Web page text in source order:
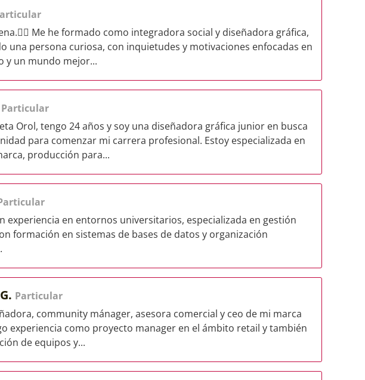
Me he formado como integradora social y diseñadora gráfica,
una persona curiosa, con inquietudes y motivaciones enfocadas en
y un mundo mejor...
Particular
Orol, tengo 24 años y soy una diseñadora gráfica junior en busca
para comenzar mi carrera profesional. Estoy especializada en
producción para...
experiencia en entornos universitarios, especializada en gestión
formación en sistemas de bases de datos y organización
Particular
community mánager, asesora comercial y ceo de mi marca
experiencia como proyecto manager en el ámbito retail y también
de equipos y...